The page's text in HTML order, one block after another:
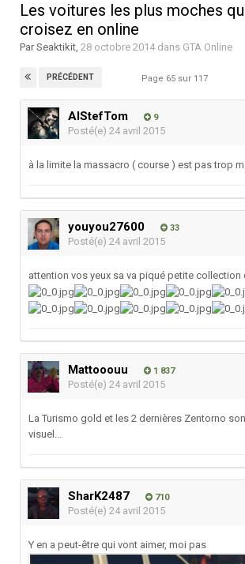
Les voitures les plus moches
croisez en online
ParSeaktikit, 28 octobre 2014dans GTA Online
PRÉCÉDENT Page 65 sur 117
AlStefTom 9
Posté(e) 24 avril 2015
à la limite la massacro ( course ) est pas trop
youyou27600 33
Posté(e) 24 avril 2015
attention vos yeux sa va piqué petite collection
Mattooouu 1 837
Posté(e) 24 avril 2015
La Turismo gold et les 2 dernières Zentorno
visuel...
SharK2487 710
Posté(e) 24 avril 2015
Y en a peut-être qui vont aimer, moi pas